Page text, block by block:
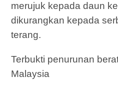
merujuk kepada daun
dikurangkan kepada
terang.
Terbukti penurunan
Malaysia